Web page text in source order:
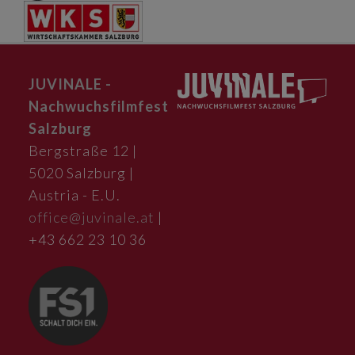
JUVINALE -
Nachwuchsfilmfest
Salzburg
Bergstraße 12 |
5020 Salzburg |
Austria - E.U.
office@juvinale.at |
+43 662 23 10 36